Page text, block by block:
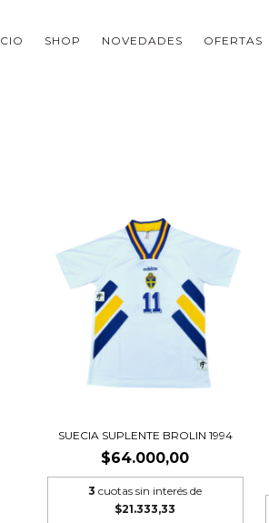
SHOP NOVEDADES OFERTAS
SUECIA SUPLENTE BROLIN 1994
$64.000,00
3 cuotas sin interés de
$21.333,33